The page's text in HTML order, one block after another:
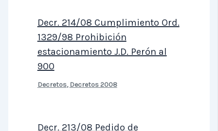
Decr. 214/08 Cumplimiento Ord.
1329/98 Prohibición
estacionamiento J.D. Perón al
900
Decretos, Decretos 2008
Decr. 213/08 Pedido de